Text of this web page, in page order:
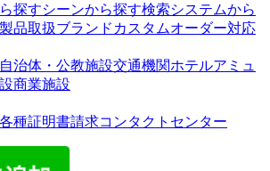
探すシーンから探す検索システムから
品取扱ブランド カスタムオーダー対応
自治体・公教施設交通機関ホテルアミュ
商業施設
各種証明書請求コンタクトセンター